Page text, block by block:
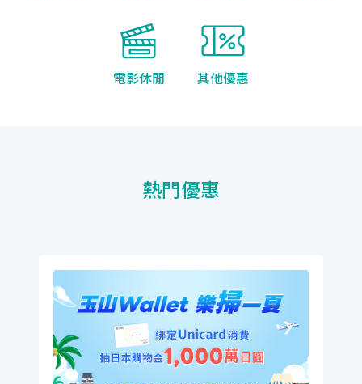
電影休閒 其他優惠
熱門優惠